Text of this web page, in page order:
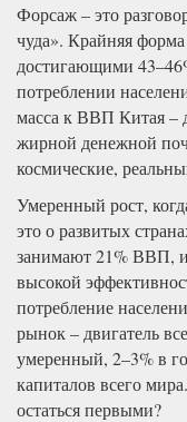
Форсаж – это
чуда». Крайняя
достигающими
потреблении
масса к ВВП Китая –
жирной денежной
космические,
Умеренный рост,
это о развитых
занимают 21% ВВП,
высокой
потребление
рынок – двигатель
умеренный, 2–3% в
капиталов всего
остаться первыми?